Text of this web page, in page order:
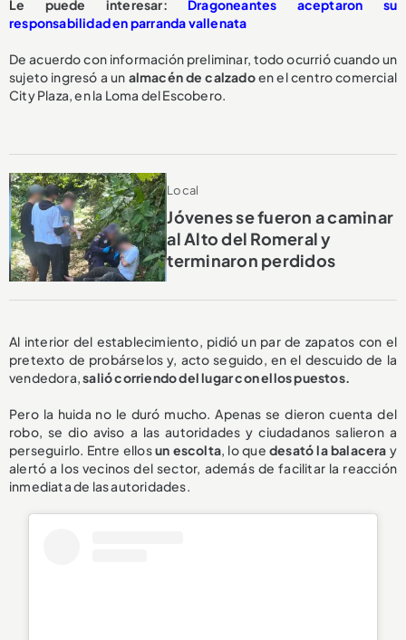
Le puede interesar: Dragoneantes aceptaron su
responsabilidad en parranda vallenata
De acuerdo con información preliminar, todo ocurrió cuando un
sujeto ingresó a un almacén de calzadoen el centro comercial
City Plaza, en la Loma del Escobero.
Local
Jóvenes se fueron a caminar
al Alto del Romeral y
terminaron perdidos
Al interior del establecimiento, pidió un par de zapatos con el
pretexto de probárselos y, acto seguido, en el descuido de la
vendedora,salió corriendo del lugar con ellos puestos.
Pero la huida no le duró mucho. Apenas se dieron cuenta del
robo, se dio aviso a las autoridades y ciudadanos salieron a
perseguirlo. Entre ellosun escolta, lo que desató la balacera y
alertó a los vecinos del sector, además de facilitar la reacción
inmediata de las autoridades.